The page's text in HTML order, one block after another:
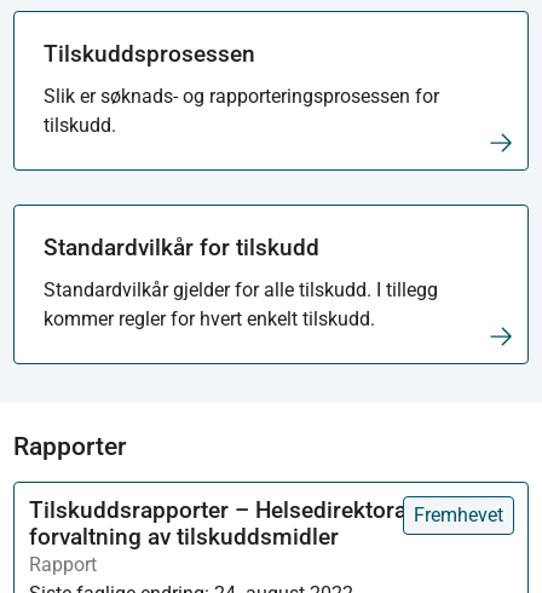
Tilskuddsprosessen
Slik er søknads- og rapporteringsprosessen for
tilskudd.
Standardvilkår for tilskudd
Standardvilkår gjelder for alle tilskudd. I tillegg
kommer regler for hvert enkelt tilskudd.
Rapporter
Tilskuddsrapporter – Helsedirektoratets
forvaltning av tilskuddsmidler
Rapport
Fremhevet